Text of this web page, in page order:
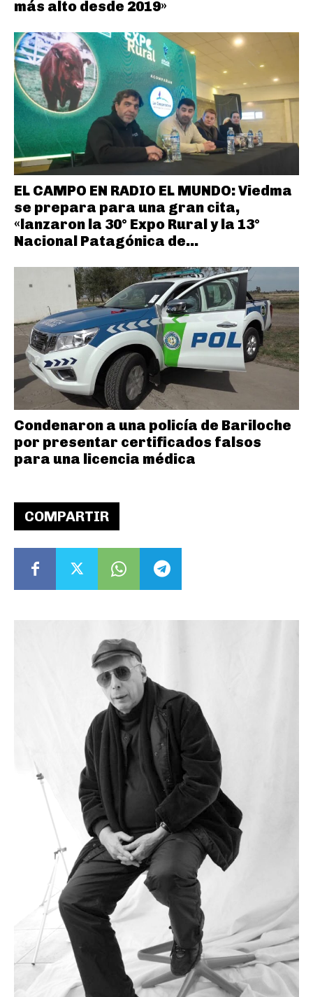
COMPARTIR
más alto desde 2019»
EL CAMPO EN RADIO EL MUNDO: Viedma
se prepara para una gran cita,
«lanzaron la 30° Expo Rural y la 13°
Nacional Patagónica de...
Condenaron a una policía de Bariloche
por presentar certificados falsos
para una licencia médica